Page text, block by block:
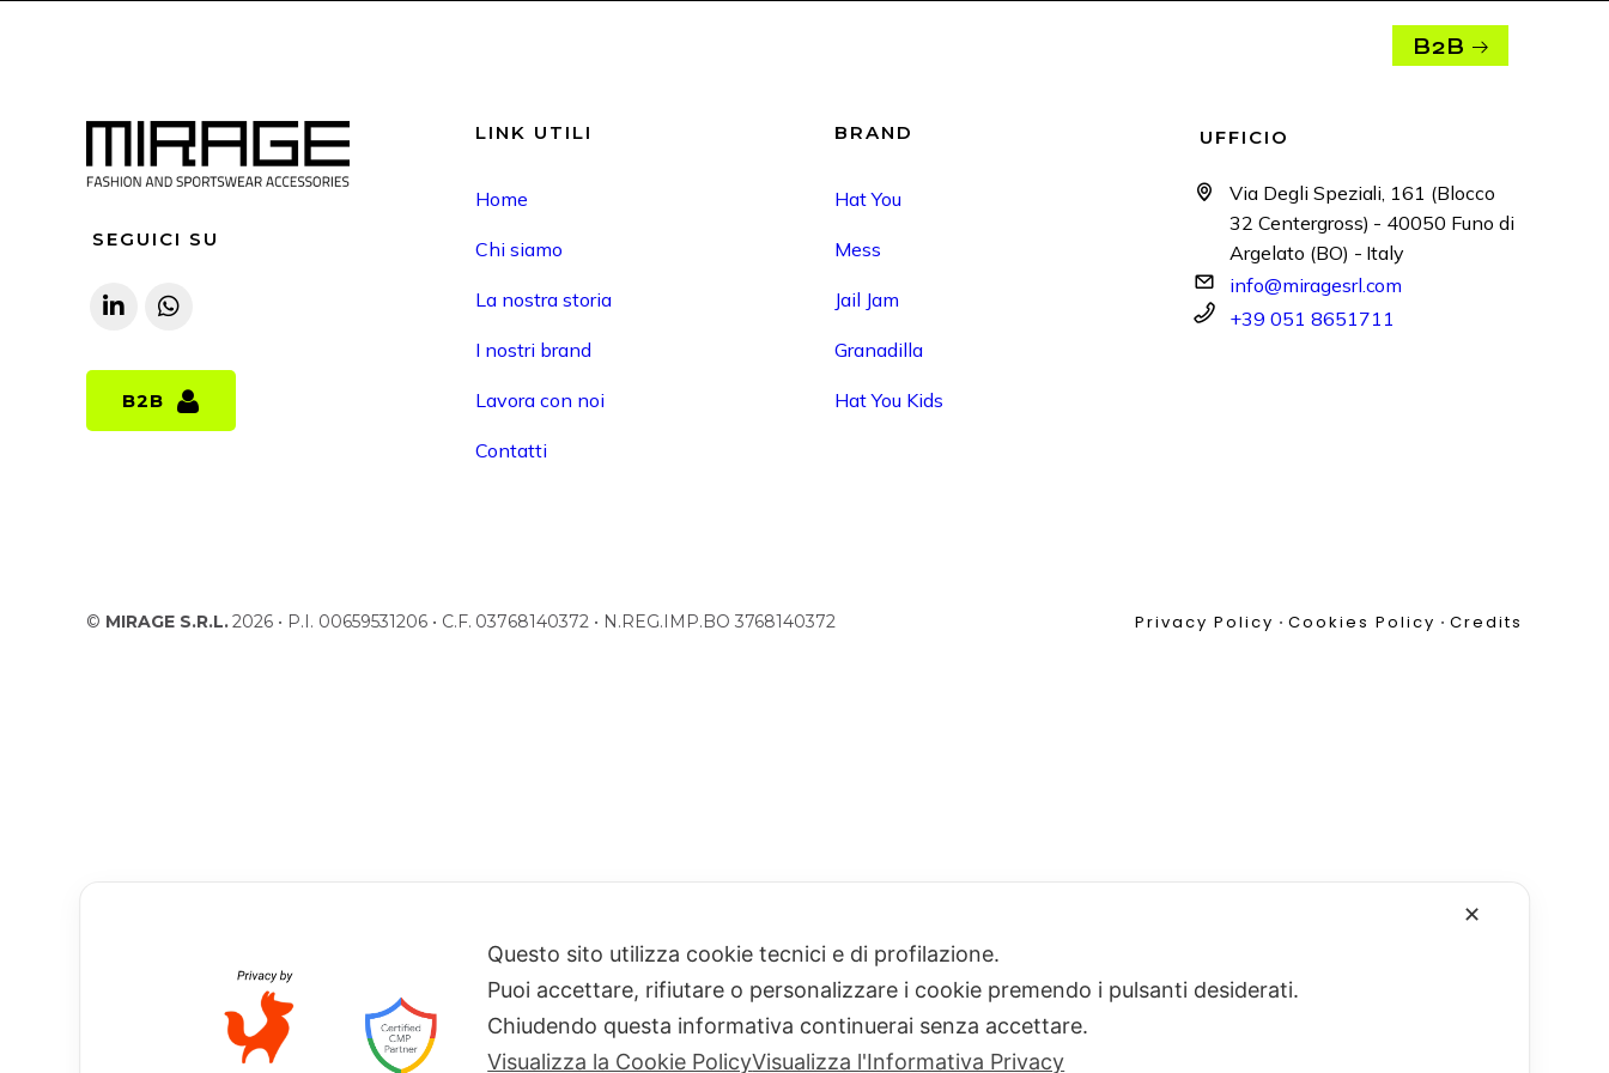
B2B
SEGUICI SU
B2B
B2B
LINK UTILI
Home
Chi siamo
La nostra storia
I nostri brand
Lavora con noi
Contatti
BRAND
Hat You
Mess
Jail Jam
Granadilla
Hat You Kids
UFFICIO
Via Degli Speziali, 161 (Blocco
32 Centergross) - 40050 Funo di
Argelato (BO) - Italy
info@miragesrl.com
+39 051 8651711
© MIRAGE S.R.L.2026 • P.I. 00659531206 • C.F. 03768140372 • N.REG.IMP.BO 3768140372 Privacy Policy •Cookies Policy • Credits
✕
Questo sito utilizza cookie tecnici e di profilazione.
Puoi accettare, rifiutare o personalizzare i cookie premendo i pulsanti desiderati.
Chiudendo questa informativa continuerai senza accettare.
Visualizza la Cookie PolicyVisualizza l'Informativa Privacy